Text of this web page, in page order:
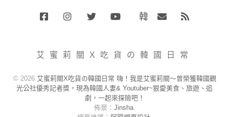
韓
小
賣
艾蜜莉關X吃貨の韓國日常
© 2026 艾蜜莉關X吃貨の韓國日常 嗨！我是艾蜜莉關～曾榮獲韓國觀
光公社優秀記者獎，現為韓國人妻& Youtuber~狠愛美食、旅遊、追
劇，一起來探險吧！
佈景： Jinsha.